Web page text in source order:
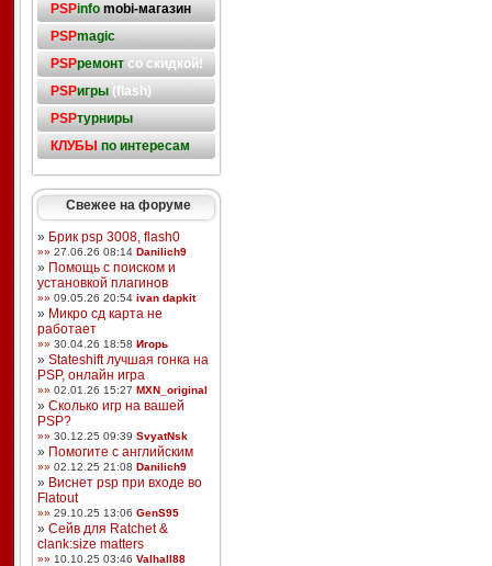
PSPinfo mobi-магазин
PSPmagic
PSPремонтсо скидкой!
PSPигры(flash)
PSPтурниры
КЛУБЫ по интересам
Свежее на форуме
» Брик psp 3008, flash0
»» 27.06.26 08:14 Danilich9
» Помощь с поиском и
установкой плагинов
»» 09.05.26 20:54 ivan dapkit
» Микро сд карта не
работает
»» 30.04.26 18:58 Игорь
» Stateshift лучшая гонка на
PSP, онлайн игра
»» 02.01.26 15:27 MXN_original
» Сколько игр на вашей
PSP?
»» 30.12.25 09:39 SvyatNsk
» Помогите с английским
»» 02.12.25 21:08 Danilich9
» Виснет psp при входе во
Flatout
»» 29.10.25 13:06 GenS95
» Сейв для Ratchet &
clank:size matters
»» 10.10.25 03:46 Valhall88